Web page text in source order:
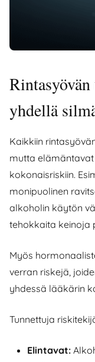
yhdellä
Kaikkiin
mutta
kokonaisriskiin.
monipuolinen
alkoholin käytön
tehokkaita keinoja
Myös
verran riskejä,
yhdessä lääkärin
Tunnettuja
Elintavat: